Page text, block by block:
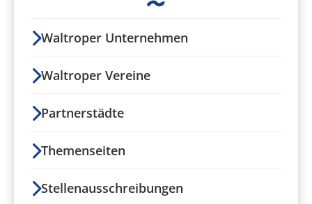
Waltroper Unternehmen
Waltroper Vereine
Partnerstädte
Themenseiten
Stellenausschreibungen